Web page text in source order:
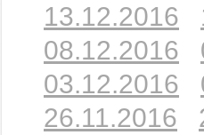
13.12.2016
08.12.2016
03.12.2016
26.11.2016